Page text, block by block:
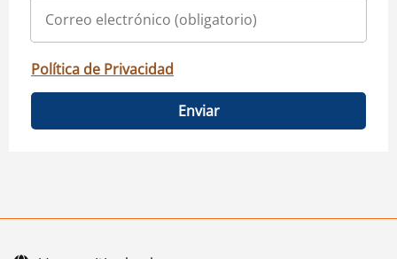
Política de Privacidad
Enviar